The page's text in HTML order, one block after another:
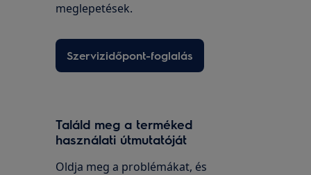
meglepetések.
Szervizidőpont-foglalás
Találd meg a terméked
használati útmutatóját
Oldja meg a problémákat, és